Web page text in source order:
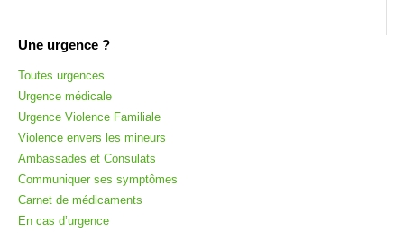
Une urgence ?
Toutes urgences
Urgence médicale
Urgence Violence Familiale
Violence envers les mineurs
Ambassades et Consulats
Communiquer ses symptômes
Carnet de médicaments
En cas d’urgence